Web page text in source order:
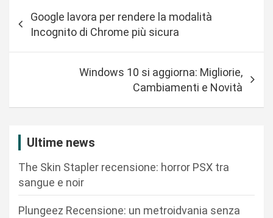
a
Google lavora per rendere la modalità
Incognito di Chrome più sicura
Windows 10 si aggiorna: Migliorie,
Cambiamenti e Novità
Ultime news
The Skin Stapler recensione: horror PSX tra
sangue e noir
Plungeez Recensione: un metroidvania senza